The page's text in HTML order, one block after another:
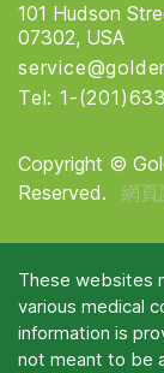
101 Hudson
07302, USA
Tel: 1-
Copyright ©
Reserved.
網頁
These websites
various medical
information is
not meant to be